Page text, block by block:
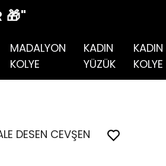
🎁"
MADALYON
KOLYE
KADIN
YÜZÜK
KADIN
KOLYE
DESEN CEVŞEN